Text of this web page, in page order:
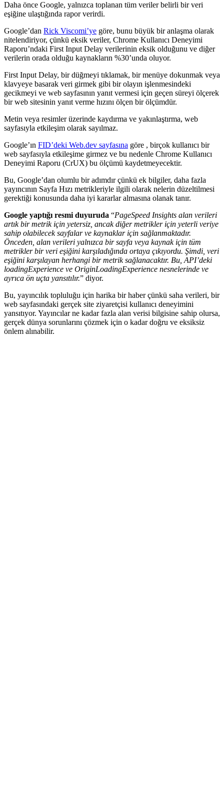
Daha önce Google, yalnızca toplanan tüm veriler belirli bir veri
eşiğine ulaştığında rapor verirdi.
Google’dan Rick Viscomi’ye göre, bunu büyük bir anlaşma olarak
nitelendiriyor, çünkü eksik veriler, Chrome Kullanıcı Deneyimi
Raporu’ndaki First Input Delay verilerinin eksik olduğunu ve diğer
verilerin orada olduğu kaynakların %30’unda oluyor.
First Input Delay, bir düğmeyi tıklamak, bir menüye dokunmak veya
klavyeye basarak veri girmek gibi bir olayın işlenmesindeki
gecikmeyi ve web sayfasının yanıt vermesi için geçen süreyi ölçerek
bir web sitesinin yanıt verme hızını ölçen bir ölçümdür.
Metin veya resimler üzerinde kaydırma ve yakınlaştırma, web
sayfasıyla etkileşim olarak sayılmaz.
Google’ın FID’deki Web.dev sayfasına göre , birçok kullanıcı bir
web sayfasıyla etkileşime girmez ve bu nedenle Chrome Kullanıcı
Deneyimi Raporu (CrUX) bu ölçümü kaydetmeyecektir.
Bu, Google’dan olumlu bir adımdır çünkü ek bilgiler, daha fazla
yayıncının Sayfa Hızı metrikleriyle ilgili olarak nelerin düzeltilmesi
gerektiği konusunda daha iyi kararlar almasına olanak tanır.
Google yaptığı resmi duyuruda “PageSpeed ​​Insights alan verileri
artık bir metrik için yetersiz, ancak diğer metrikler için yeterli veriye
sahip olabilecek sayfalar ve kaynaklar için sağlanmaktadır.
Önceden, alan verileri yalnızca bir sayfa veya kaynak için tüm
metrikler bir veri eşiğini karşıladığında ortaya çıkıyordu. Şimdi, veri
eşiğini karşılayan herhangi bir metrik sağlanacaktır. Bu, API’deki
loadingExperience ve OriginLoadingExperience nesnelerinde ve
ayrıca ön uçta yansıtılır.” diyor.
Bu, yayıncılık topluluğu için harika bir haber çünkü saha verileri, bir
web sayfasındaki gerçek site ziyaretçisi kullanıcı deneyimini
yansıtıyor. Yayıncılar ne kadar fazla alan verisi bilgisine sahip olursa,
gerçek dünya sorunlarını çözmek için o kadar doğru ve eksiksiz
önlem alınabilir.